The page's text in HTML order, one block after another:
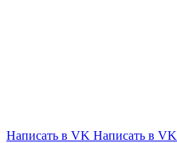
Написать в VK Написать в VK